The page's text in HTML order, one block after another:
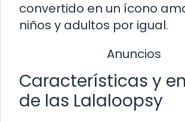
convertido en un ícono
niños y adultos por igual.
Anuncios
Características y
de las Lalaloopsy